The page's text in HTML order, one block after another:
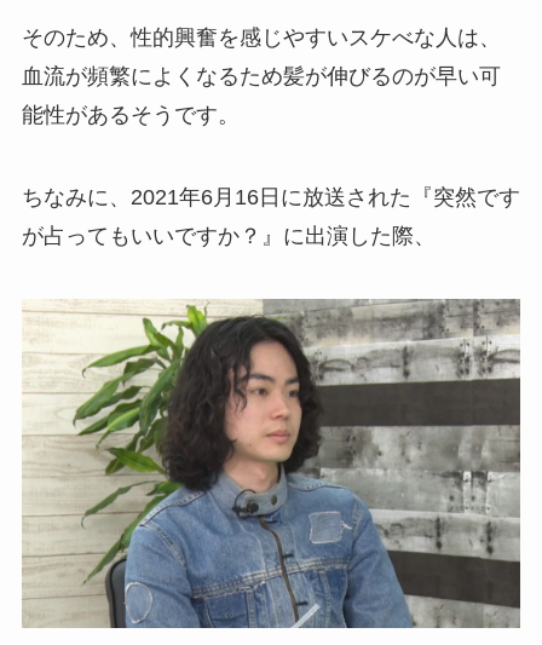
そのため、性的興奮を感じやすいスケべな人は、
血流が頻繁によくなるため髪が伸びるのが早い可
能性があるそうです。
ちなみに、2021年6月16日に放送された『突然です
が占ってもいいですか？』に出演した際、